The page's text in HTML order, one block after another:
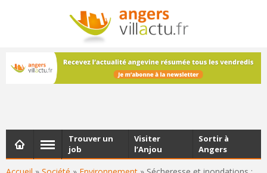
NEWSLETTER
Les dernières actualités d'Angers, chaque vendredi dans
votre boîte e-mail
Trouver un
job
Visiter
l’Anjou
Sortir à
Angers